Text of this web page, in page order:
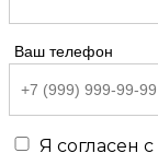
Ваш телефон
Я согласен с